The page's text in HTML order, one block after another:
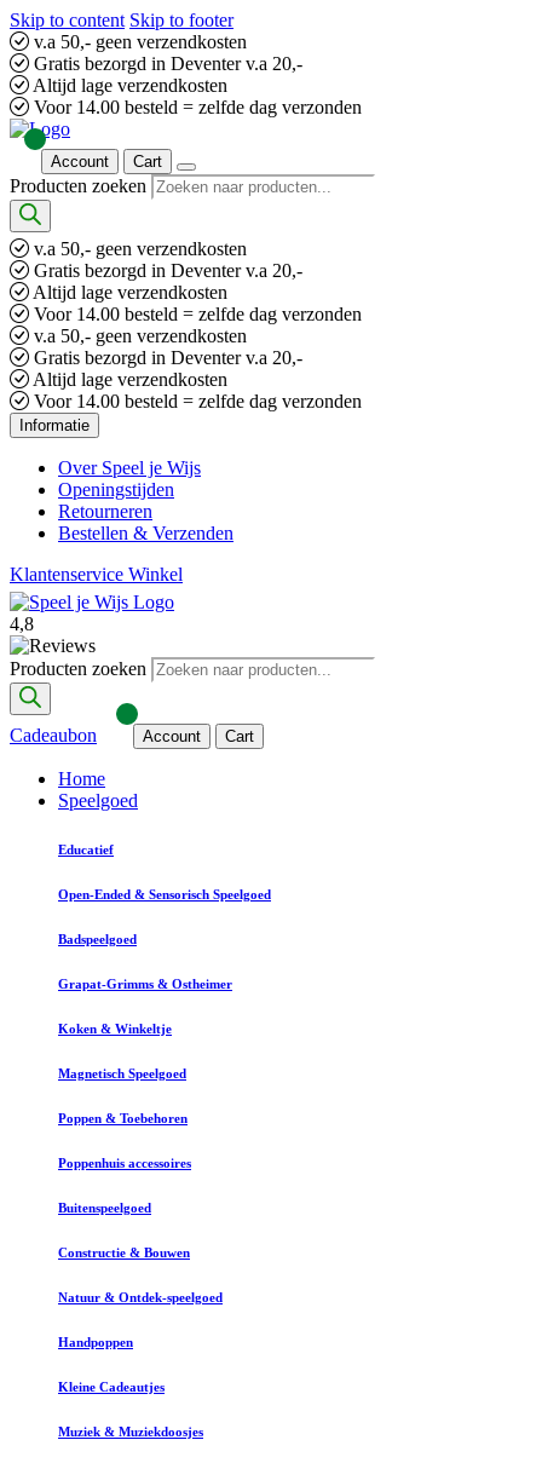
Skip to content Skip to footer
v.a 50,- geen verzendkosten
Gratis bezorgd in Deventer v.a 20,-
Altijd lage verzendkosten
Voor 14.00 besteld = zelfde dag verzonden
Account Cart
Producten zoeken
v.a 50,- geen verzendkosten
Gratis bezorgd in Deventer v.a 20,-
Altijd lage verzendkosten
Voor 14.00 besteld = zelfde dag verzonden
v.a 50,- geen verzendkosten
Gratis bezorgd in Deventer v.a 20,-
Altijd lage verzendkosten
Voor 14.00 besteld = zelfde dag verzonden
Informatie
Over Speel je Wijs
Openingstijden
Retourneren
Bestellen & Verzenden
Klantenservice Winkel
4,8
Producten zoeken
Cadeaubon Account Cart
Home
Speelgoed
Educatief
Open-Ended & Sensorisch Speelgoed
Badspeelgoed
Grapat-Grimms & Ostheimer
Koken & Winkeltje
Magnetisch Speelgoed
Poppen & Toebehoren
Poppenhuis accessoires
Buitenspeelgoed
Constructie & Bouwen
Natuur & Ontdek-speelgoed
Handpoppen
Kleine Cadeautjes
Muziek & Muziekdoosjes